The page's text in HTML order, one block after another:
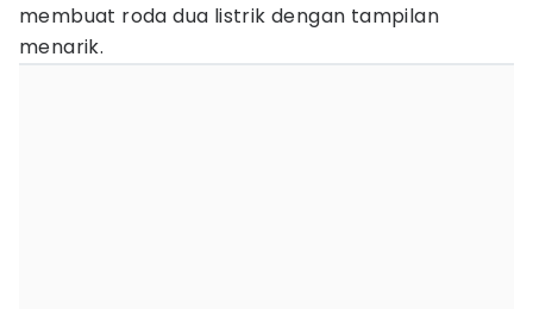
membuat roda dua listrik dengan tampilan
menarik.